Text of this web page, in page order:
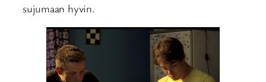
sujumaan hyvin.